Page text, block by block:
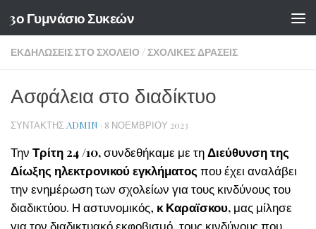
Skip to content
3ο Γυμνάσιο Συκεών
ΕΚΔΗΛΏΣΕΙΣ ΣΤΟ ΣΧΟΛΕΊΟ /ΣΧΟΛΙΚΈΣ ΔΡΆΣΕΙΣ
Ασφάλεια στο διαδίκτυο
ΣΥΝΤΆΚΤΗΣ ADMIN · 8 ΝΟΕΜΒΡΊΟΥ 2023
Την Τρίτη 24 /10,συνδεθήκαμε με τηΔιεύθυνση της
Δίωξης ηλεκτρονικού εγκλήματος που έχει αναλάβει
την ενημέρωση των σχολείων για τους κινδύνους του
διαδικτύου. Η αστυνομικός, κ Καραϊσκου, μας μίλησε
για τον διαδικτυακό εκφοβισμό, τους κινδύνους που